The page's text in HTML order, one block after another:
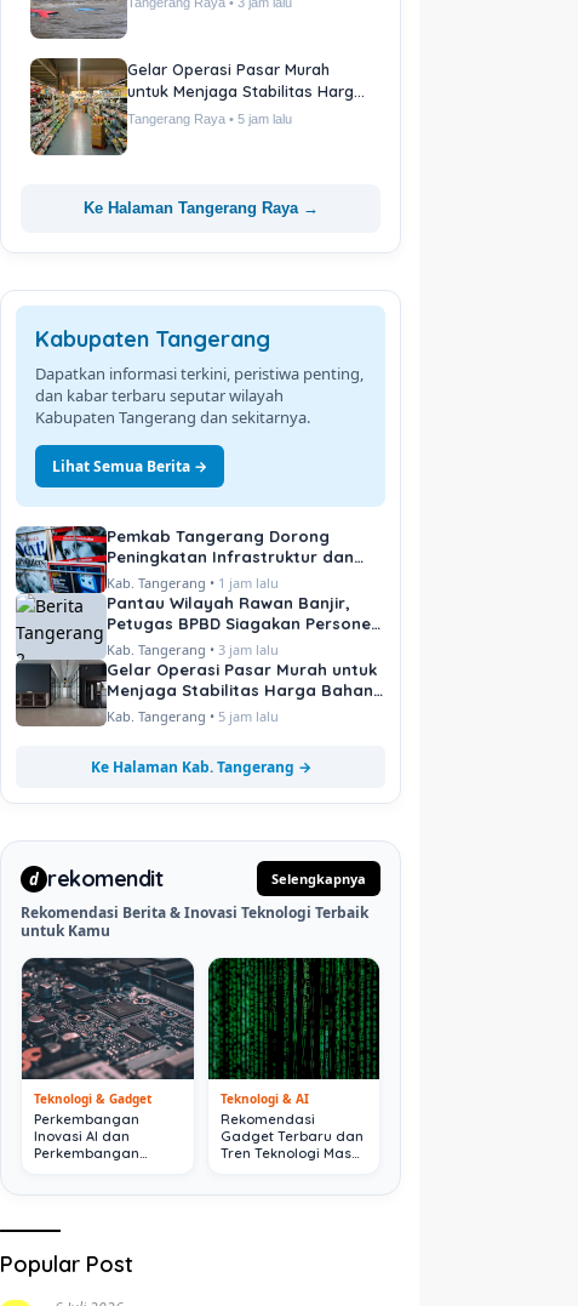
Perbaikan Jalan Lintas Provinsi
Target Selesai Bulan Ini
Banten • 6 jam lalu
Ke Halaman Banten →
Kabupaten Tangerang
Dapatkan informasi terkini, peristiwa penting,
dan kabar terbaru seputar wilayah
Kabupaten Tangerang dan sekitarnya.
Lihat Semua Berita →
Pemkab Tangerang Dorong
Peningkatan Infrastruktur dan
Pelayanan Publik
Kab. Tangerang • 1 jam lalu
Pantau Wilayah Rawan Banjir,
Petugas BPBD Siagakan Personel
di Titik Kritis
Kab. Tangerang •3 jam lalu
Gelar Operasi Pasar Murah untuk
Menjaga Stabilitas Harga Bahan
Pokok
Kab. Tangerang • 5 jam lalu
Ke Halaman Kab. Tangerang →
d rekomendit Selengkapnya
Rekomendasi Berita & Inovasi Teknologi Terbaik
untuk Kamu
Teknologi & Gadget
Perkembangan
Inovasi AI dan
Perkembangan
Teknologi & AI
Rekomendasi
Gadget Terbaru dan
Tren Teknologi Masa
Popular Post